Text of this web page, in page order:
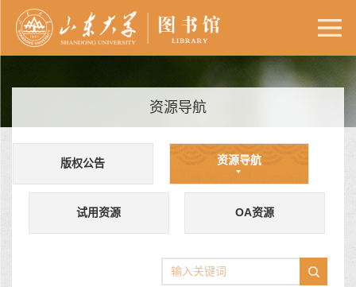
资源导航
版权公告 资源导航
试用资源 OA资源